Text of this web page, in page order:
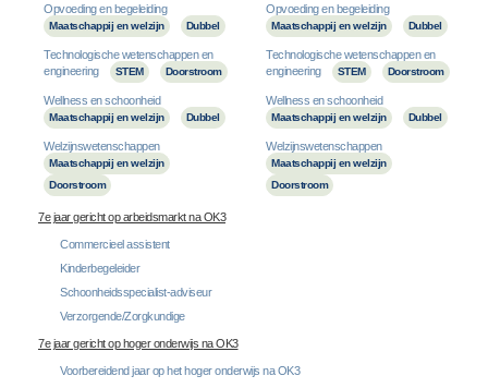
Opvoeding en begeleiding
Maatschappij en welzijn Dubbel
Technologische wetenschappen en
engineering
STEM Doorstroom
Wellness en schoonheid
Maatschappij en welzijn Dubbel
Welzijnswetenschappen
Maatschappij en welzijn
Doorstroom
Opvoeding en begeleiding
Maatschappij en welzijn Dubbel
Technologische wetenschappen en
engineering
STEM Doorstroom
Wellness en schoonheid
Maatschappij en welzijn Dubbel
Welzijnswetenschappen
Maatschappij en welzijn
Doorstroom
7e jaar gericht op arbeidsmarkt na OK3
Commercieel assistent
Kinderbegeleider
Schoonheidsspecialist-adviseur
Verzorgende/Zorgkundige
7e jaar gericht op hoger onderwijs na OK3
Voorbereidend jaar op het hoger onderwijs na OK3